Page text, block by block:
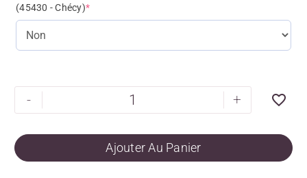
(45430 - Chécy)*
- +
Ajouter Au Panier